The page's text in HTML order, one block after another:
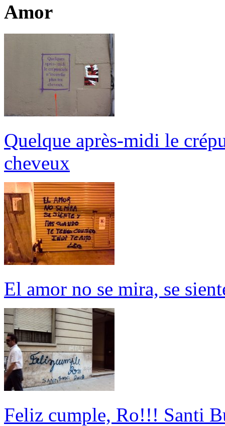
Amor
Quelque après-midi le
cheveux
El amor no se mira, se
Feliz cumple, Ro!!! Santi